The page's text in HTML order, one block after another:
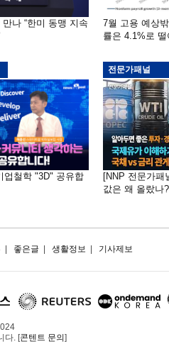
나 “한미 동맹 지속
7월 고용 예상
률은 4.1%로 떨
업철학 "3D" 공유합
전문가패널
[NNP 전문가패
값은 왜 올랐
좋은글 생활정보 기사제보
다. [콘텐트 문의 ]